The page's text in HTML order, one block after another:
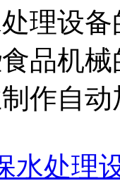
理设
品机
作自
水处理